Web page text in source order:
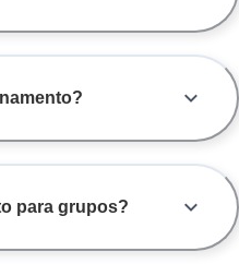
para grupos?